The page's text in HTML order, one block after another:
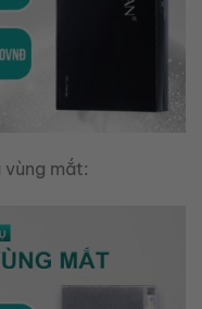
vùng mắt: